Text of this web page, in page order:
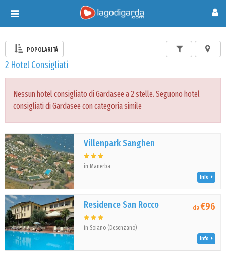
Toggle
navigation
POPOLARITÀ
2 Hotel Consigliati
Nessun hotel consigliato di Gardasee a 2 stelle. Seguono hotel
consigliati di Gardasee con categoria simile
Villenpark Sanghen
in Manerba
Info
Residence San Rocco
in Soiano (Desenzano)
da€96
Info